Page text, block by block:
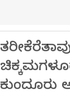
ಕುಂದೂರು